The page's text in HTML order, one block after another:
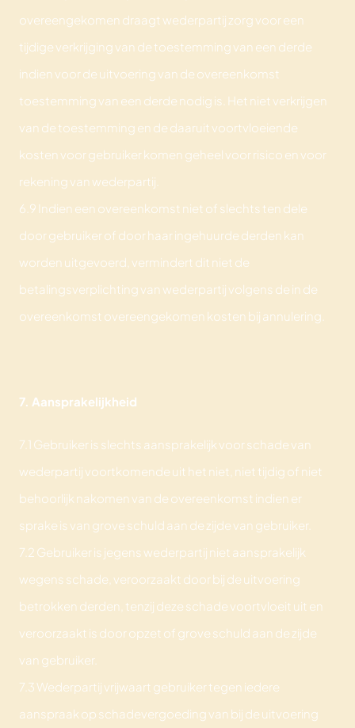
overeengekomen draagt wederpartij zorg voor een
tijdige verkrijging van de toestemming van een derde
indien voor de uitvoering van de overeenkomst
toestemming van een derde nodig is. Het niet verkrijgen
van de toestemming en de daaruit voortvloeiende
kosten voor gebruiker komen geheel voor risico en voor
rekening van wederpartij.
6.9 Indien een overeenkomst niet of slechts ten dele
door gebruiker of door haar ingehuurde derden kan
worden uitgevoerd, vermindert dit niet de
betalingsverplichting van wederpartij volgens de in de
overeenkomst overeengekomen kosten bij annulering.
7. Aansprakelijkheid
7.1 Gebruiker is slechts aansprakelijk voor schade van
wederpartij voortkomende uit het niet, niet tijdig of niet
behoorlijk nakomen van de overeenkomst indien er
sprake is van grove schuld aan de zijde van gebruiker.
7.2 Gebruiker is jegens wederpartij niet aansprakelijk
wegens schade, veroorzaakt door bij de uitvoering
betrokken derden, tenzij deze schade voortvloeit uit en
veroorzaakt is door opzet of grove schuld aan de zijde
van gebruiker.
7.3 Wederpartij vrijwaart gebruiker tegen iedere
aanspraak op schadevergoeding van bij de uitvoering